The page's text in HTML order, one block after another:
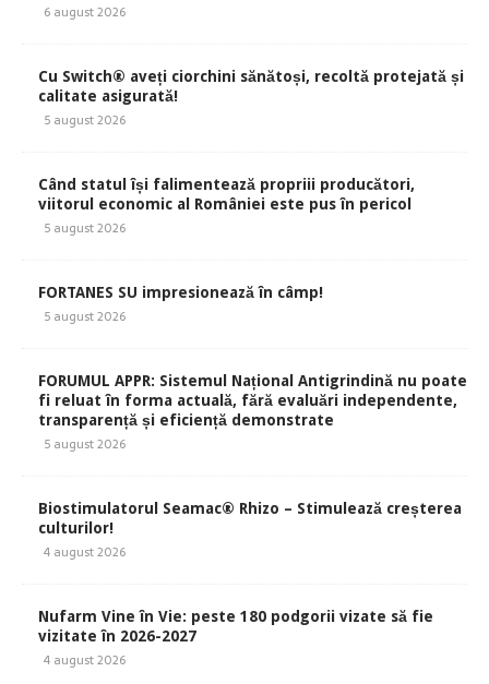
6 august 2026
Cu Switch® aveți ciorchini sănătoși, recoltă protejată și
calitate asigurată!
5 august 2026
Când statul își falimentează propriii producători,
viitorul economic al României este pus în pericol
5 august 2026
FORTANES SU impresionează în câmp!
5 august 2026
FORUMUL APPR: Sistemul Național Antigrindină nu poate
fi reluat în forma actuală, fără evaluări independente,
transparență și eficiență demonstrate
5 august 2026
Biostimulatorul Seamac® Rhizo – Stimulează creșterea
culturilor!
4 august 2026
Nufarm Vine în Vie: peste 180 podgorii vizate să fie
vizitate în 2026-2027
4 august 2026